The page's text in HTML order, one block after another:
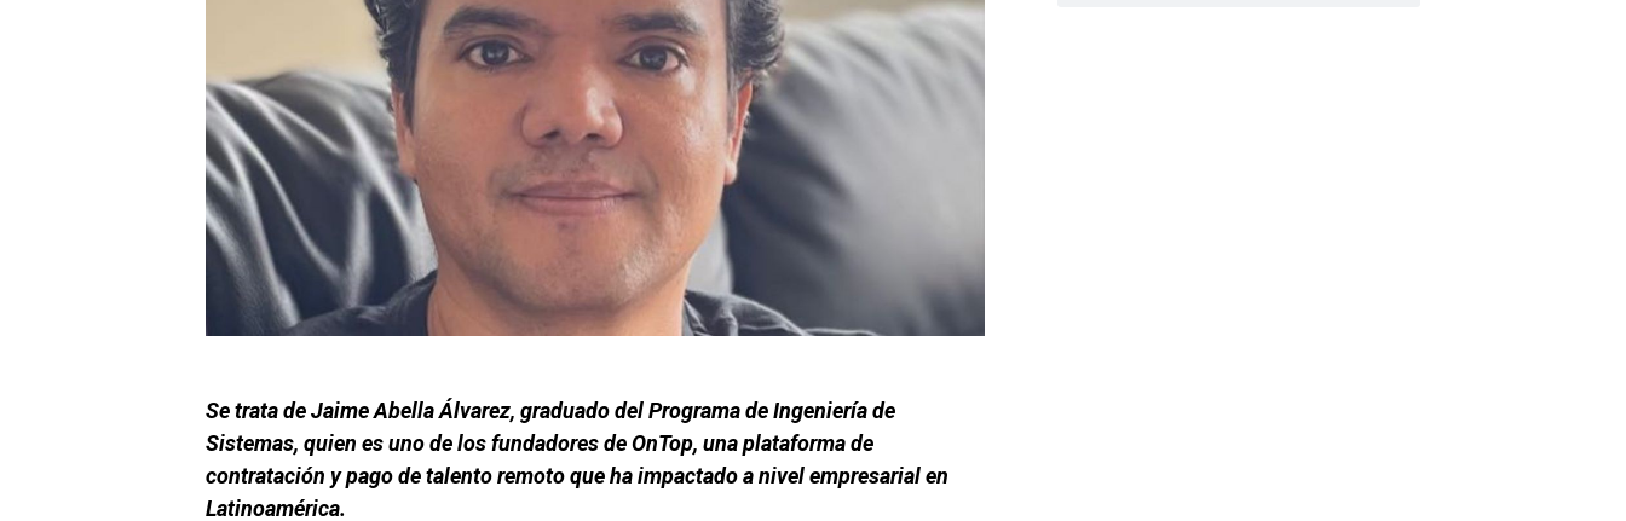
Se trata de Jaime Abella Álvarez, graduado del Programa de Ingeniería de
Sistemas, quien es uno de los fundadores de OnTop, una plataforma de
contratación y pago de talento remoto que ha impactado a nivel empresarial en
Latinoamérica.